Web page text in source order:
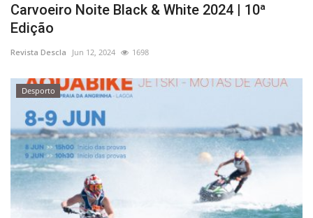
Carvoeiro Noite Black & White 2024 | 10ª
Edição
Revista Descla Jun 12, 2024 1698
Desporto